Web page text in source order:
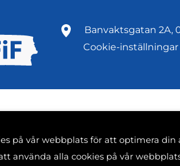
Banvaktsgatan 2A,
Cookie-inställningar
på vår webbplats för att optimera
använda alla cookies på vår